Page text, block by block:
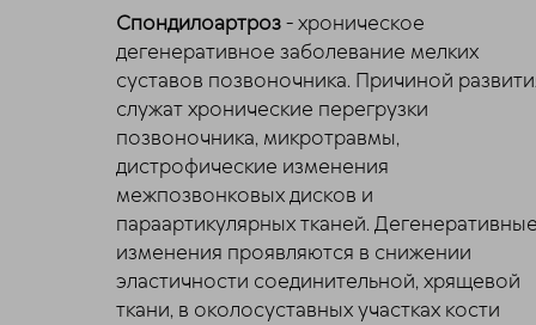
Спондилоартроз- хроническое
дегенеративное заболевание мелких
суставов позвоночника. Причиной
служат хронические перегрузки
позвоночника, микротравмы,
дистрофические изменения
межпозвонковых дисков и
параартикулярных тканей. Дегенеративные
изменения проявляются в снижении
эластичности соединительной, хрящевой
ткани, в околосуставных участках кости